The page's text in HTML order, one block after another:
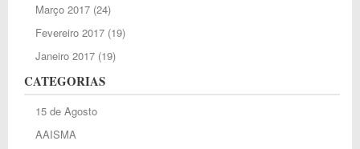
Março 2017(24)
Fevereiro 2017(19)
Janeiro 2017(19)
CATEGORIAS
15 de Agosto
AAISMA